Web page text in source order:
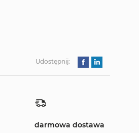
Udostępnij:
darmowa dostawa